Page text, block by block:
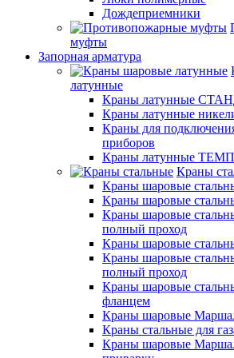
Дождеприемники
муфты
Запорная арматура
латунные
Краны латунные
Краны латунные
Краны для
приборов
Краны латунные
Краны
Краны шаровые
Краны шаровые
Краны шаровые
полный проход
Краны шаровые
Краны шаровые
полный проход
Краны шаровые
фланцем
Краны шаровые
Краны стальные для
Краны шаровые